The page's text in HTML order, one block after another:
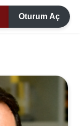
Oturum Aç